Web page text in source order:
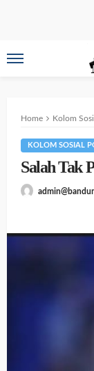
Home Kolom
KOLOM SOSIAL
Salah Tak